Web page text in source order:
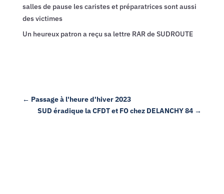
salles de pause les caristes et préparatrices sont aussi
des victimes
Un heureux patron a reçu sa lettre RAR de SUDROUTE
← Passage à l'heure d'hiver 2023
SUD éradique la CFDT et FO chez DELANCHY 84 →